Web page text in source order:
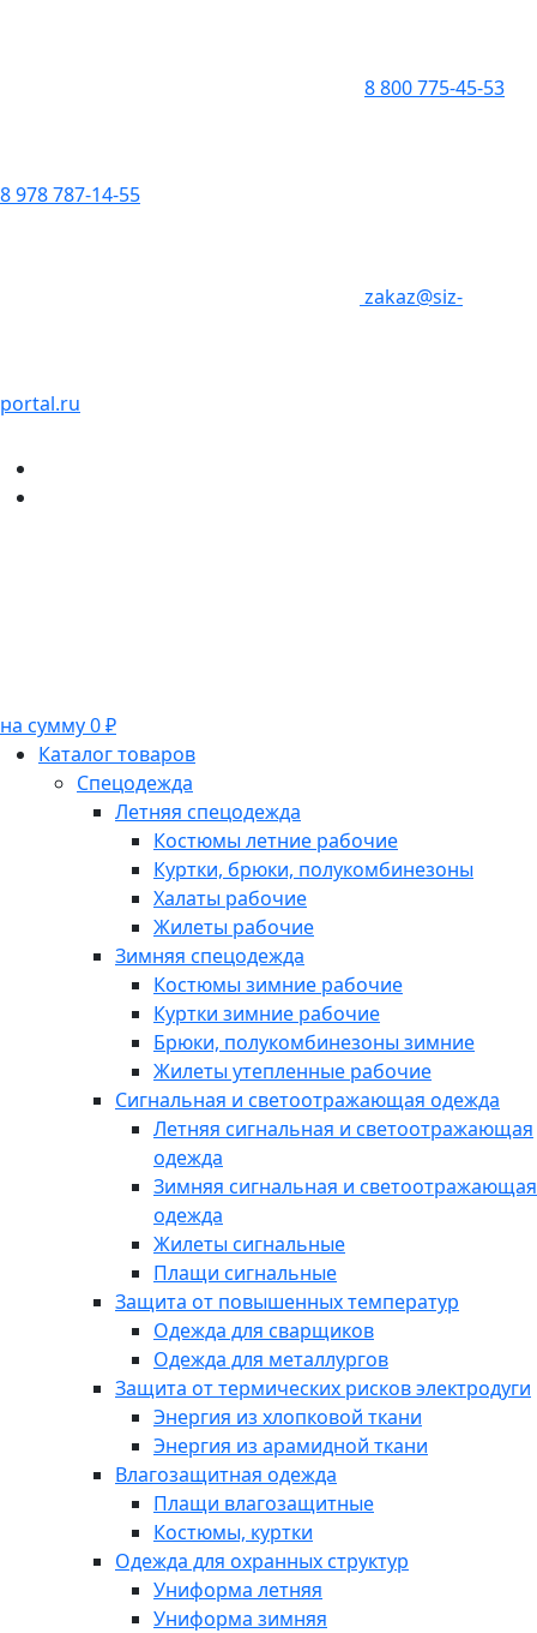
8 800 775-45-53
8 978 787-14-55
zakaz@siz-
portal.ru
на сумму 0 ₽
Каталог товаров
Спецодежда
Летняя спецодежда
Костюмы летние рабочие
Куртки, брюки, полукомбинезоны
Халаты рабочие
Жилеты рабочие
Зимняя спецодежда
Костюмы зимние рабочие
Куртки зимние рабочие
Брюки, полукомбинезоны зимние
Жилеты утепленные рабочие
Сигнальная и светоотражающая одежда
Летняя сигнальная и светоотражающая
одежда
Зимняя сигнальная и светоотражающая
одежда
Жилеты сигнальные
Плащи сигнальные
Защита от повышенных температур
Одежда для сварщиков
Одежда для металлургов
Защита от термических рисков электродуги
Энергия из хлопковой ткани
Энергия из арамидной ткани
Влагозащитная одежда
Плащи влагозащитные
Костюмы, куртки
Одежда для охранных структур
Униформа летняя
Униформа зимняя